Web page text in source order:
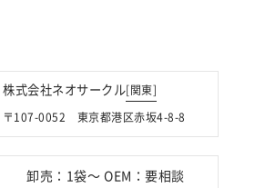
株式会社ネオサークル[関東]
〒107-0052 東京都港区赤坂4-8-8
卸売：1袋～ OEM：要相談